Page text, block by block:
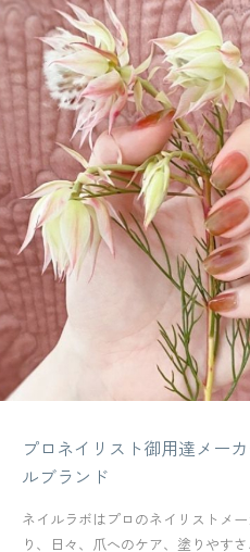
プロネイリスト御用達メー
ルブランド
ネイルラボはプロのネイリストメ
り、日々、爪へのケア、塗りやす